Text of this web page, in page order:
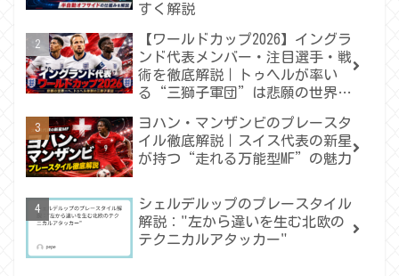
すく解説
【ワールドカップ2026】イングラ
ンド代表メンバー・注目選手・戦
術を徹底解説｜トゥヘルが率い
る“三獅子軍団”は悲願の世界一
ヨハン・マンザンビのプレースタ
イル徹底解説｜スイス代表の新星
が持つ“走れる万能型MF”の魅力
シェルデルップのプレースタイル
解説："左から違いを生む北欧の
テクニカルアタッカー"